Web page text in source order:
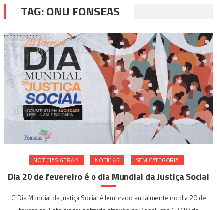
TAG:ONU FONSEAS
NOTÍ­CIAS GERAIS NOTÍCIAS SEM CATEGORIA
Dia 20 de fevereiro é o dia Mundial da Justiça Social
O Dia Mundial da Justiça Social é lembrado anualmente no dia 20 de